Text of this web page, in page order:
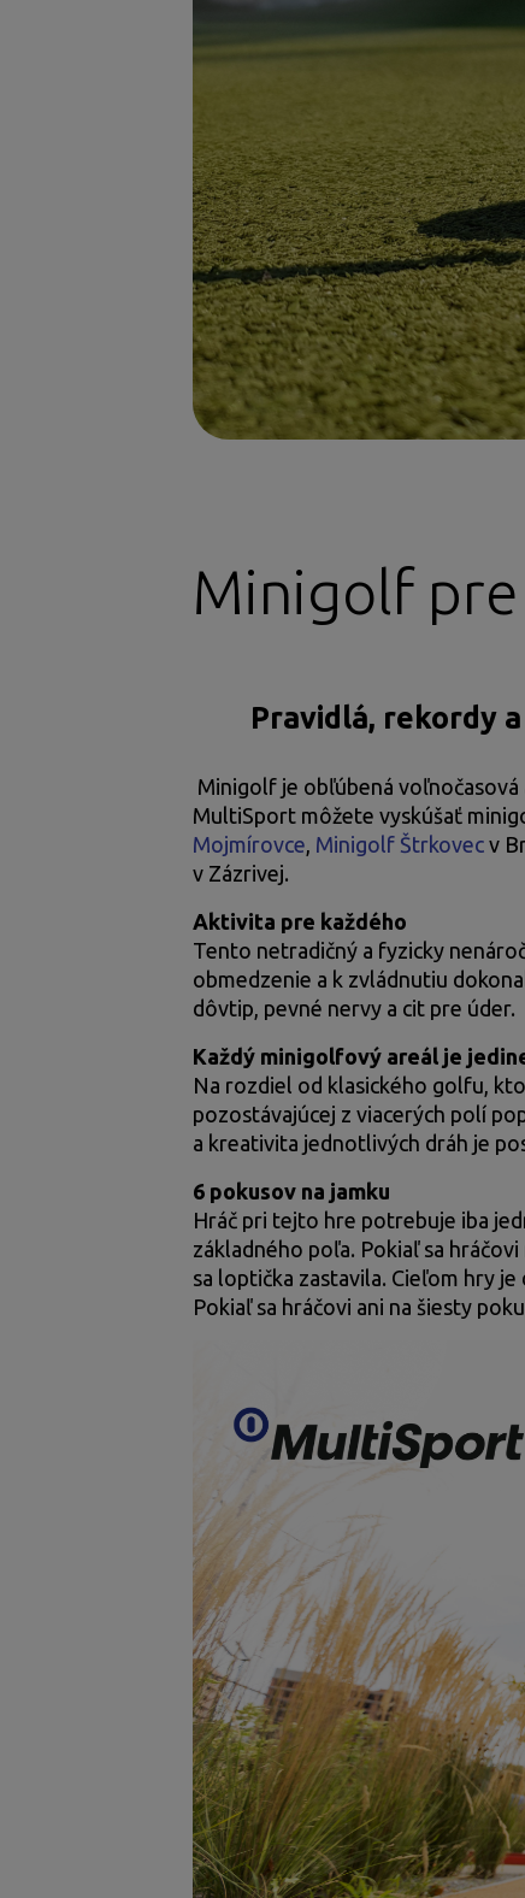
Minigolf pre
Pravidlá, rekordy a
Minigolf je obľúbená
MultiSport môžete vyskúšať
Mojmírovce Minigolf Štrkovec v
v Zázrivej.
Aktivita pre každého
Tento netradičný a fyzicky
obmedzenie a k zvládnutiu
dôvtip, pevné nervy a cit pre úder.
Každý minigolfový areál je
Na rozdiel od klasického golfu,
pozostávajúcej z viacerých polí
a kreativita jednotlivých dráh je
6 pokusov na jamku
Hráč pri tejto hre potrebuje iba
základného poľa. Pokiaľ sa
sa loptička zastavila. Cieľom hry
Pokiaľ sa hráčovi ani na šiesty